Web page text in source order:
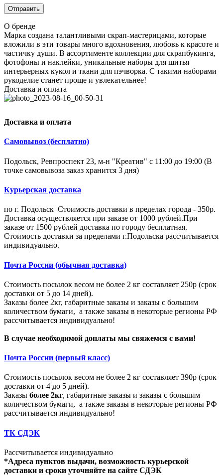
О бренде
Марка создана талантливыми скрап-мастерицами, которые
вложили в эти товары много вдохновения, любовь к красоте и
частичку души. В ассортименте коллекции для скрапбукинга,
фотофоны и наклейки, уникальные наборы для шитья
интерьерных кукол и ткани для пэчворка. С такими наборами
рукоделие станет проще и увлекательнее!
Доставка и оплата
Доставка и оплата
Самовывоз (бесплатно)
Подольск, Ревпроспект 23, м-н "Креатив" с 11:00 до 19:00 (В
точке самовывоза заказ хранится 3 дня)
Курьерская доставка
по г. Подольск Стоимость доставки в пределах города - 350р.
Доставка осуществляется при заказе от 1000 рублей.При
заказе от 1500 рублей доставка по городу бесплатная.
Стоимость доставки за пределами г.Подольска рассчитывается
индивидуально.
Почта России (обычная доставка)
Стоимость посылок весом не более 2 кг составляет 250р (срок
доставки от 5 до 14 дней).
Заказы более 2кг, габаритные заказы и заказы с большим
количеством бумаги, а также заказы в некоторые регионы РФ
рассчитывается индивидуально!
В случае необходимой доплаты мы свяжемся с вами!
Почта России (первый класс)
Стоимость посылок весом не более 2 кг составляет 390р (срок
доставки от 4 до 5 дней).
Заказы более 2кг, габаритные заказы и заказы с большим
количеством бумаги, а также заказы в некоторые регионы РФ
рассчитывается индивидуально!
ТК СДЭК
Рассчитывается индивидуально
*Адреса пунктов выдачи, возможность курьерской
доставки и сроки уточняйте на сайте СДЭК